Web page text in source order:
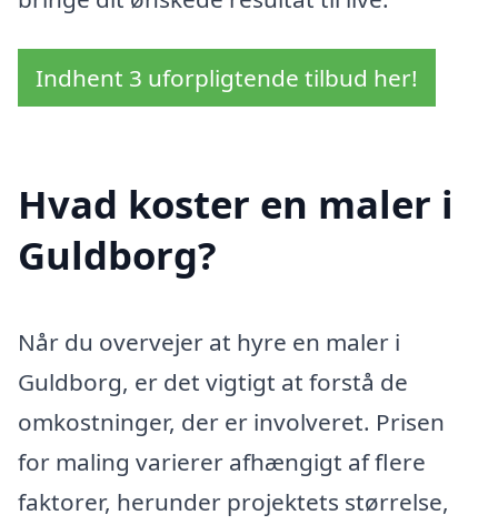
Indhent 3 uforpligtende tilbud her!
Hvad koster en maler i
Guldborg?
Når du overvejer at hyre en maler i
Guldborg, er det vigtigt at forstå de
omkostninger, der er involveret. Prisen
for maling varierer afhængigt af flere
faktorer, herunder projektets størrelse,